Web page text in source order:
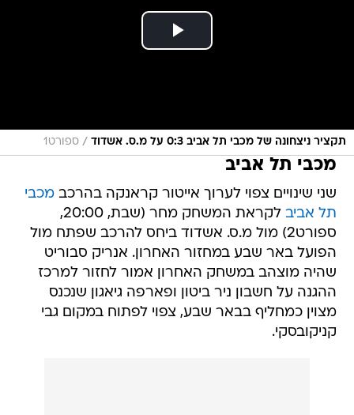
תקציר ניצחונה של מכבי תל אביב 0:3 על מ.ס. אשדוד / ספורט1
מכבי תל אביב
שני שינויים צפוי לערוך אייטור קראנקה בהרכבמכבי
תל אביב
לקראת המשחק מחר (שבת, 20:00,
ספורט2) מול מ.ס. אשדוד ביחס להרכב שפתח מול
הפועל באר שבע במחזור האחרון. אנריק סבוריט
שהיה מוצהב במשחק האחרון אמור לחזור למרכז
ההגנה על חשבון ניר ביטון ופארפה גיאגון שנכנס
מצוין כמחליף בבאר שבע, צפוי לפתוח במקום גבי
קניקובסקי.